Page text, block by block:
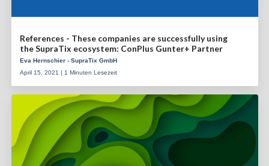
References - These companies are successfully using
the SupraTix ecosystem: ConPlus Gunter+ Partner
Eva Hernschier - SupraTix GmbH
April 15, 2021 | 1 Minuten Lesezeit